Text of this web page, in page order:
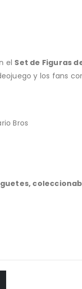
el Set de Figuras
y los fans
Bros